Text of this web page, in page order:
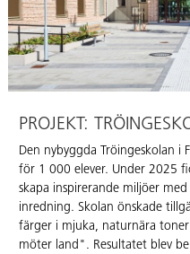
PROJEKT:
Den nybyggda Tröingeskolan i
för 1 000 elever. Under 2025
skapa inspirerande miljöer
inredning. Skolan önskade
färger i mjuka, naturnära
möter land". Resultatet blev